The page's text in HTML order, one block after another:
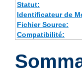
Statut:
Identificateur de
Fichier Source:
Compatibilité: